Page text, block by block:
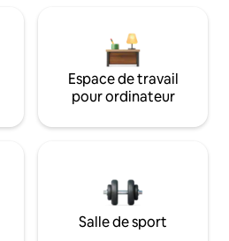
Espace de travail
pour ordinateur
Salle de sport